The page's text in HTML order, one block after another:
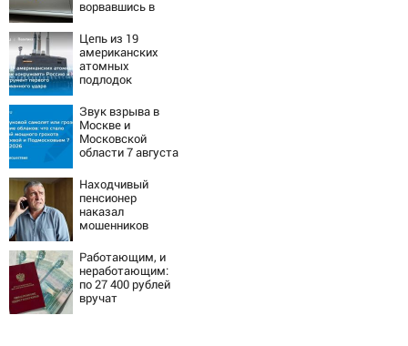
ворвавшись в
Цепь из 19
американских
атомных
подлодок
Россию и Китай:
это инструмент
первого
массированного
удара
Звук взрыва в
Москве и
Московской
области 7 августа
Причины,
источник, откуда
был громкий
хлопок
Находчивый
пенсионер
наказал
мошенников
способом
Работающим, и
неработающим:
по 27 400 рублей
вручат